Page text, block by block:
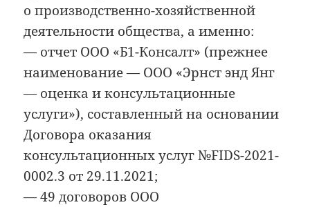
о производственно-хозяйственной
деятельности общества, а именно:
— отчет ООО «Б1-Консалт» (прежнее
наименование — ООО «Эрнст энд Янг
— оценка и консультационные
услуги»), составленный на основании
Договора оказания
консультационных услуг №FIDS-2021-
0002.3 от 29.11.2021;
— 49 договоров ООО